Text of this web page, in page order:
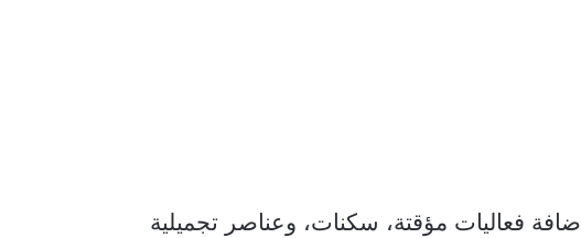
إضافة فعاليات مؤقتة، سكنات، وعناصر تجميلية